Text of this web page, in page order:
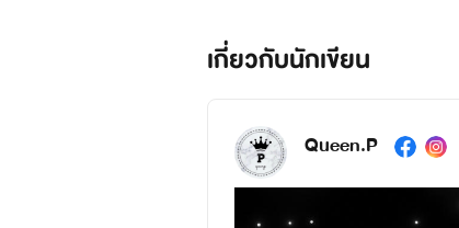
เกี่ยวกับนักเขียน
Queen.P